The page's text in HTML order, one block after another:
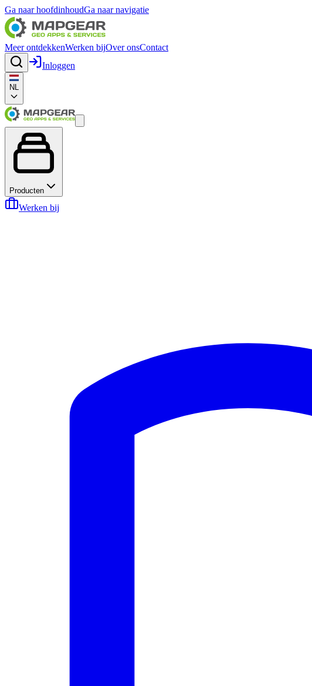
Ga naar hoofdinhoudGa naar navigatie
Meer ontdekkenWerken bijOver onsContact
Inloggen
NL
Producten
Werken bij